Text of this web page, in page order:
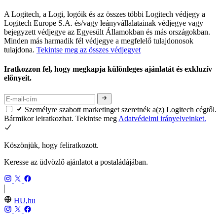
A Logitech, a Logi, logóik és az összes többi Logitech védjegy a
Logitech Europe S.A. és/vagy leányvállalatainak védjegye vagy
bejegyzett védjegye az Egyesült Államokban és más országokban.
Minden más harmadik fél védjegye a megfelelő tulajdonosok
tulajdona. Tekintse meg az összes védjegyet
Iratkozzon fel, hogy megkapja különleges ajánlatát és exkluzív
előnyeit.
Személyre szabott marketinget szeretnék a(z) Logitech cégtől.
Bármikor leiratkozhat. Tekintse meg Adatvédelmi irányelveinket.
Köszönjük, hogy feliratkozott.
Keresse az üdvözlő ajánlatot a postaládájában.
HU,hu